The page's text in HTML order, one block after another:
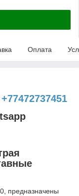
Оплата
+77472737451
предназначены